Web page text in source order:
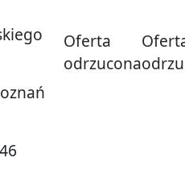
Oferta
odrzucona